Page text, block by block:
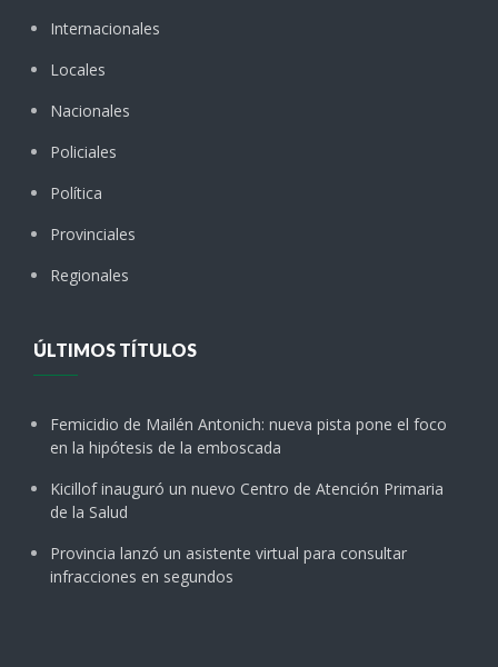
Internacionales
Locales
Nacionales
Policiales
Política
Provinciales
Regionales
ÚLTIMOS TÍTULOS
Femicidio de Mailén Antonich: nueva pista pone el foco
en la hipótesis de la emboscada
Kicillof inauguró un nuevo Centro de Atención Primaria
de la Salud
Provincia lanzó un asistente virtual para consultar
infracciones en segundos